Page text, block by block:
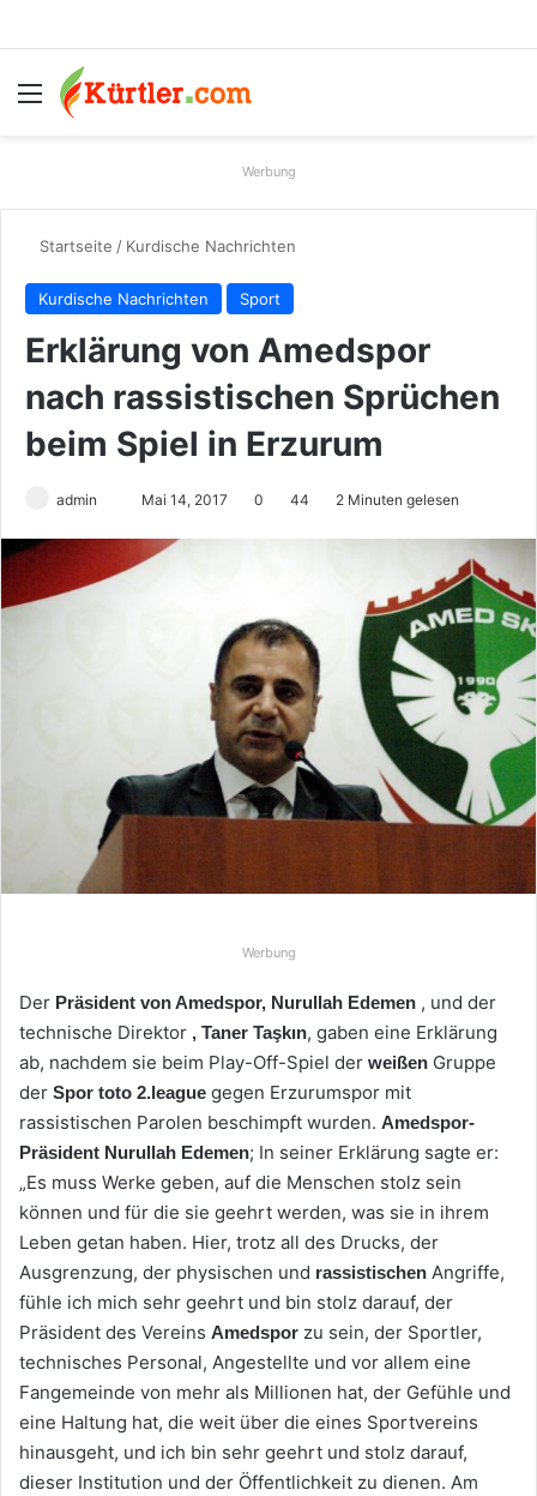
Menü
Werbung
Startseite / Kurdische Nachrichten
Kurdische Nachrichten Sport
Erklärung von Amedspor
nach rassistischen Sprüchen
beim Spiel in Erzurum
admin
n
e
Mai 14, 2017 0 44 2 Minuten gelesen
Werbung
Der Präsident von Amedspor, Nurullah Edemen , und der
technische Direktor , Taner Taşkın, gaben eine Erklärung
ab, nachdem sie beim Play-Off-Spiel der weißen Gruppe
der Spor toto 2.league gegen Erzurumspor mit
rassistischen Parolen beschimpft wurden. Amedspor-
Präsident Nurullah Edemen; In seiner Erklärung sagte er:
„Es muss Werke geben, auf die Menschen stolz sein
können und für die sie geehrt werden, was sie in ihrem
Leben getan haben. Hier, trotz all des Drucks, der
Ausgrenzung, der physischen und rassistischen Angriffe,
fühle ich mich sehr geehrt und bin stolz darauf, der
Präsident des Vereins Amedspor zu sein, der Sportler,
technisches Personal, Angestellte und vor allem eine
Fangemeinde von mehr als Millionen hat, der Gefühle und
eine Haltung hat, die weit über die eines Sportvereins
hinausgeht, und ich bin sehr geehrt und stolz darauf,
dieser Institution und der Öffentlichkeit zu dienen. Am